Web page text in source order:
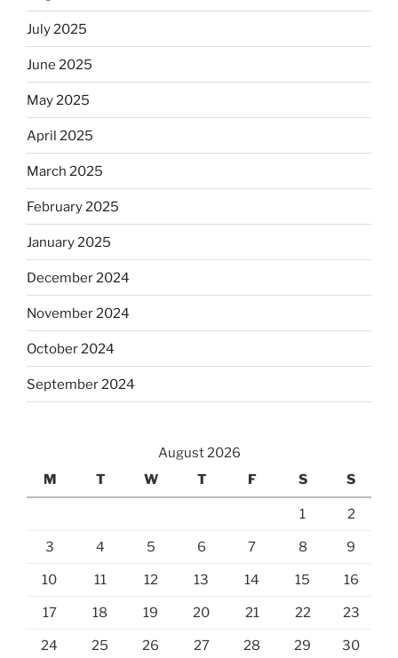
July 2025
June 2025
May 2025
April 2025
March 2025
February 2025
January 2025
December 2024
November 2024
October 2024
September 2024
August 2026
M
T W T F S S
1 2
3 4 5 6 7 8 9
10 11 12 13 14 15 16
17 18 19 20 21 22 23
24 25 26 27 28 29 30